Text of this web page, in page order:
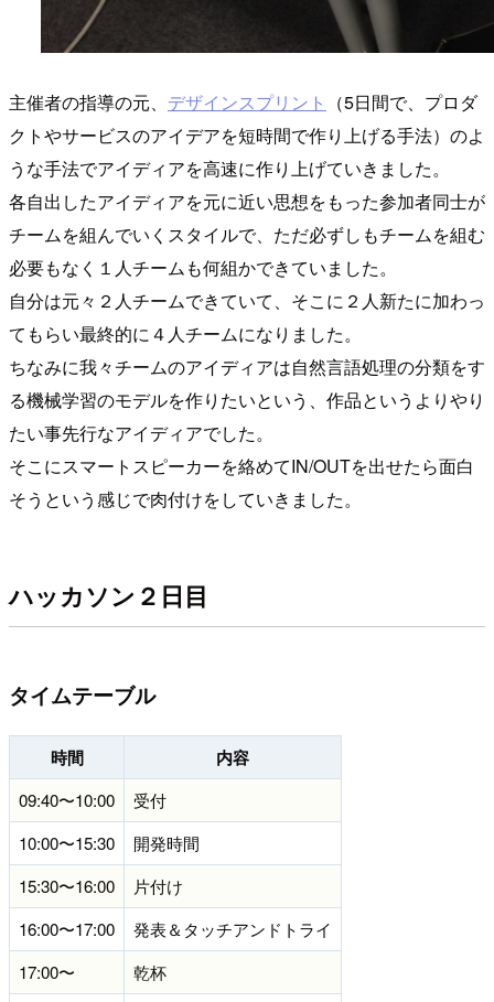
主催者の指導の元、 デザインスプリント
（5日間で、プロダ
クトやサービスのアイデアを短時間で作り上げる手法）のよ
うな手法でアイディアを高速に作り上げていきました。
各自出したアイディアを元に近い思想をもった参加者同士が
チームを組んでいくスタイルで、ただ必ずしもチームを組む
必要もなく１人チームも何組かできていました。
自分は元々２人チームできていて、そこに２人新たに加わっ
てもらい最終的に４人チームになりました。
ちなみに我々チームのアイディアは自然言語処理の分類をす
る機械学習のモデルを作りたいという、作品というよりやり
たい事先行なアイディアでした。
そこにスマートスピーカーを絡めてIN/OUTを出せたら面白
そうという感じで肉付けをしていきました。
ハッカソン２日目
タイムテーブル
時間 内容
09:40〜10:00
受付
10:00〜15:30
開発時間
15:30〜16:00
片付け
16:00〜17:00
発表＆タッチアンドトライ
17:00〜
乾杯